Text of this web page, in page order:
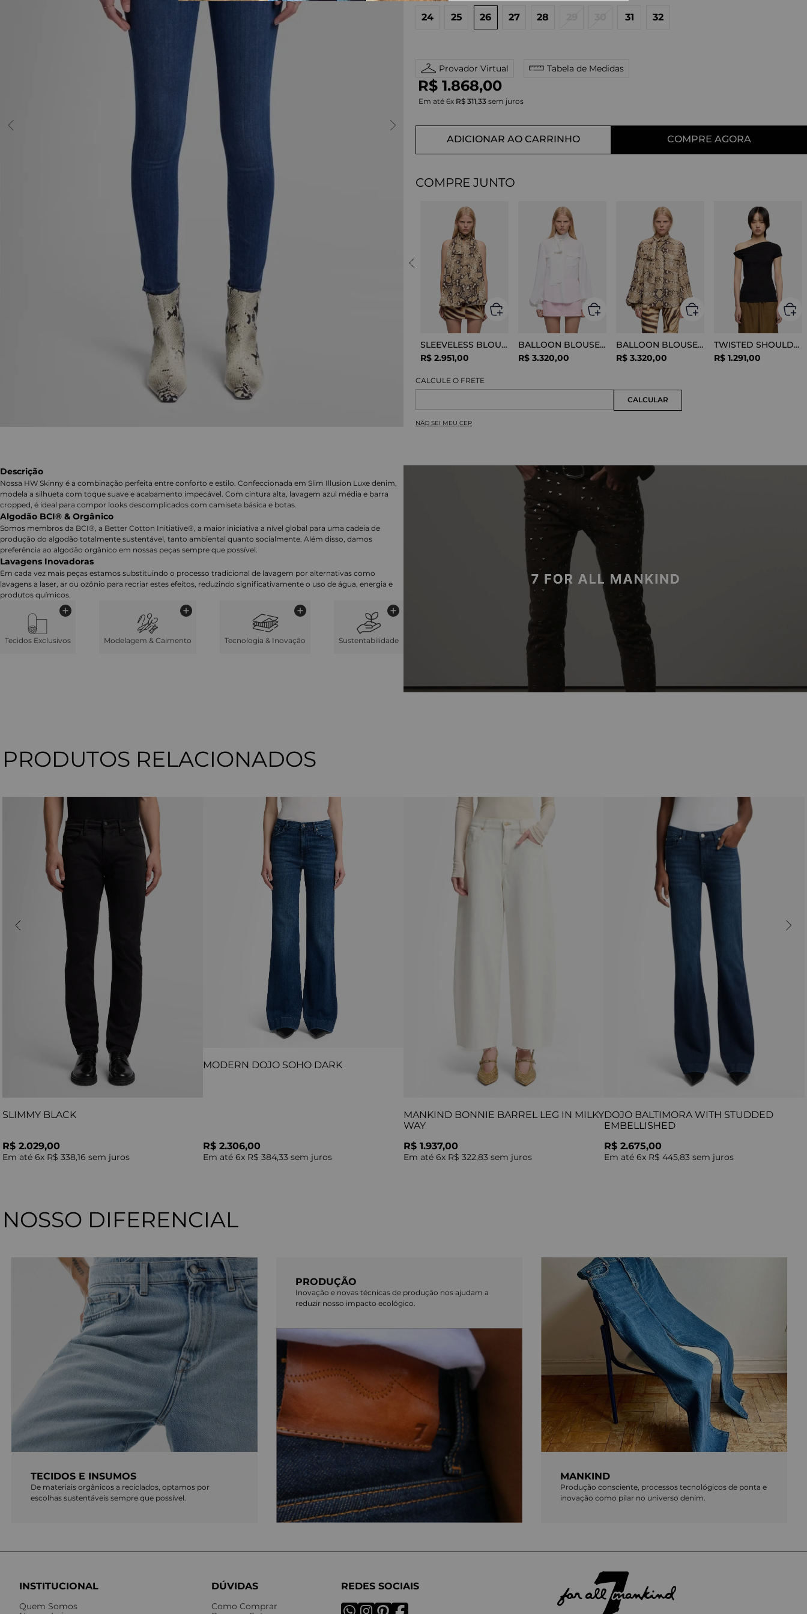
24 25 26 27 28 31 32
Provador Virtual Tabela de Medidas
R$ 1.868,00
Em até 6x R$ 311,33 sem juros
ADICIONAR AO CARRINHO COMPRE AGORA
COMPRE JUNTO
SLEEVELESS BLOUSE VISCOSE SNAKE
R$ 2.951,00
BALLOON BLOUSE SILK OPTICAL WHITE
R$ 3.320,00
BALLOON BLOUSE VISCOSE SNAKE
R$ 3.320,00
TWISTED SHOULDER TEE LYOCELL BLACK
R$ 1.291,00
NÃO SEI MEU CEP
Descrição
Nossa HW Skinny é a combinação perfeita entre conforto e estilo. Confeccionada em Slim Illusion Luxe denim,
modela a silhueta com toque suave e acabamento impecável. Com cintura alta, lavagem azul média e barra
cropped, é ideal para compor looks descomplicados com camiseta básica e botas.
Algodão BCI® & Orgânico
Somos membros da BCI®, a Better Cotton Initiative®, a maior iniciativa a nível global para uma cadeia de
produção do algodão totalmente sustentável, tanto ambiental quanto socialmente. Além disso, damos
preferência ao algodão orgânico em nossas peças sempre que possível.
Lavagens Inovadoras
Em cada vez mais peças estamos substituindo o processo tradicional de lavagem por alternativas como
lavagens a laser, ar ou ozônio para recriar estes efeitos, reduzindo significativamente o uso de água, energia e
produtos químicos.
Tecidos Exclusivos Modelagem & Caimento Tecnologia & Inovação Sustentabilidade
PRODUTOS RELACIONADOS
SLIMMY BLACK
R$ 2.029,00
Em até 6x R$ 338,16 sem juros
MODERN DOJO SOHO DARK
R$ 2.306,00
Em até 6x R$ 384,33 sem juros
MANKIND BONNIE BARREL LEG IN MILKY
WAY
R$ 1.937,00
Em até 6x R$ 322,83 sem juros
DOJO BALTIMORA WITH STUDDED
EMBELLISHED
R$ 2.675,00
Em até 6x R$ 445,83 sem juros
NOSSO DIFERENCIAL
TECIDOS E INSUMOS
De materiais orgânicos a reciclados, optamos por
escolhas sustentáveis sempre que possível.
PRODUÇÃO
Inovação e novas técnicas de produção nos ajudam a
reduzir nosso impacto ecológico.
MANKIND
Produção consciente, processos tecnológicos de ponta e
inovação como pilar no universo denim.
INSTITUCIONAL
Quem Somos
DÚVIDAS
Como Comprar
REDES SOCIAIS